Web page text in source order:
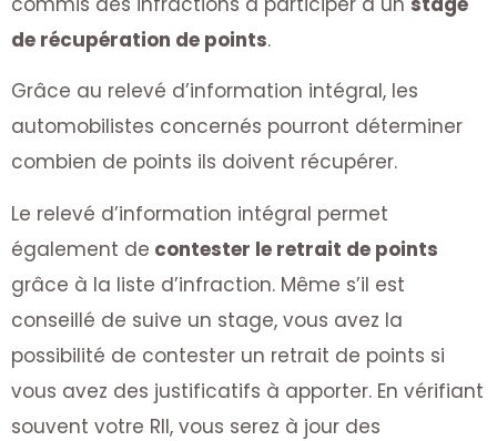
de récupération de points.
Grâce au relevé d’information intégral, les
automobilistes concernés pourront déterminer
combien de points ils doivent récupérer.
Le relevé d’information intégral permet
également de contester le retrait de points
grâce à la liste d’infraction. Même s’il est
conseillé de suive un stage, vous avez la
possibilité de contester un retrait de points si
vous avez des justificatifs à apporter. En vérifiant
souvent votre RII, vous serez à jour des